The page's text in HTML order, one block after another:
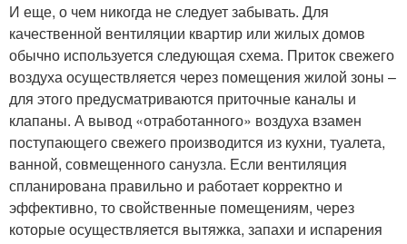
И еще, о чем никогда не следует забывать. Для
качественной вентиляции квартир или жилых домов
обычно используется следующая схема. Приток свежего
воздуха осуществляется через помещения жилой зоны –
для этого предусматриваются приточные каналы и
клапаны. А вывод «отработанного» воздуха взамен
поступающего свежего производится из кухни, туалета,
ванной, совмещенного санузла. Если вентиляция
спланирована правильно и работает корректно и
эффективно, то свойственные помещениям, через
которые осуществляется вытяжка, запахи и испарения